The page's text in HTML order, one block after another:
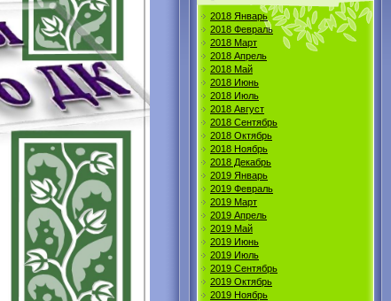
2018 Январь
2018 Февраль
2018 Март
2018 Апрель
2018 Май
2018 Июнь
2018 Июль
2018 Август
2018 Сентябрь
2018 Октябрь
2018 Ноябрь
2018 Декабрь
2019 Январь
2019 Февраль
2019 Март
2019 Апрель
2019 Май
2019 Июнь
2019 Июль
2019 Сентябрь
2019 Октябрь
2019 Ноябрь